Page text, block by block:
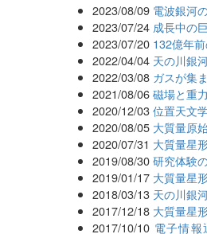
2023/08/09 電波銀河
2023/07/24 成長中の
2023/07/20 132億年
2022/04/04 天の川銀
2022/03/08 ガスが集
2021/08/06 磁場と重
2020/12/03 位置天文
2020/08/05 大質量原
2020/07/31 大質量星
2019/08/30 研究体験
2019/01/17 大質量星
2018/03/13 天の川銀
2017/12/18 大質量星
2017/10/10 電子情